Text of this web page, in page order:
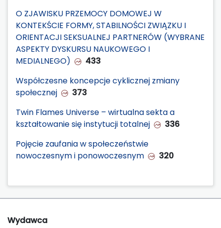
O ZJAWISKU PRZEMOCY DOMOWEJ W
KONTEKŚCIE FORMY, STABILNOŚCI ZWIĄZKU I
ORIENTACJI SEKSUALNEJ PARTNERÓW (WYBRANE
ASPEKTY DYSKURSU NAUKOWEGO I
MEDIALNEGO)
433
Współczesne koncepcje cyklicznej zmiany
społecznej
373
Twin Flames Universe – wirtualna sekta a
kształtowanie się instytucji totalnej
336
Pojęcie zaufania w społeczeństwie
nowoczesnym i ponowoczesnym
320
Wydawca